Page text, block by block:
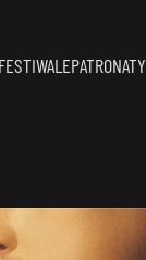
PATRONATY